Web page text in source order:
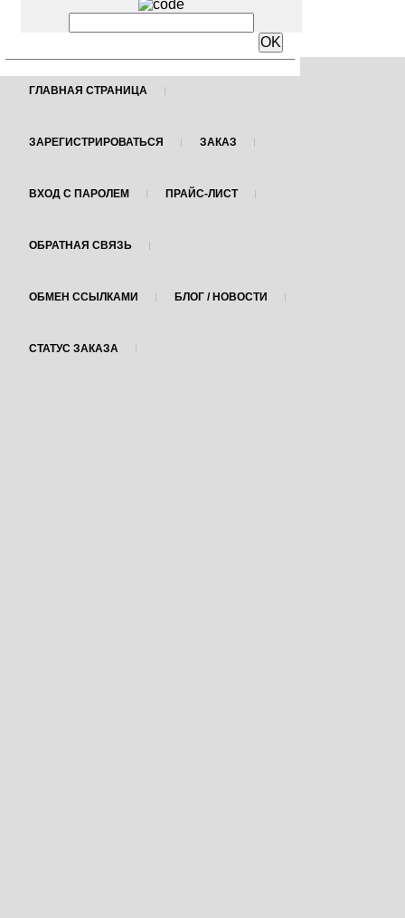
ГЛАВНАЯ СТРАНИЦА
ЗАРЕГИСТРИРОВАТЬСЯ ЗАКАЗ
ВХОД С ПАРОЛЕМ ПРАЙС-ЛИСТ
ОБРАТНАЯ СВЯЗЬ
ОБМЕН ССЫЛКАМИ БЛОГ / НОВОСТИ
СТАТУС ЗАКАЗА